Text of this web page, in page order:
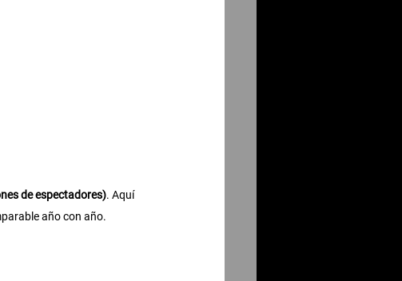
de espectadores). Aquí
año con año.